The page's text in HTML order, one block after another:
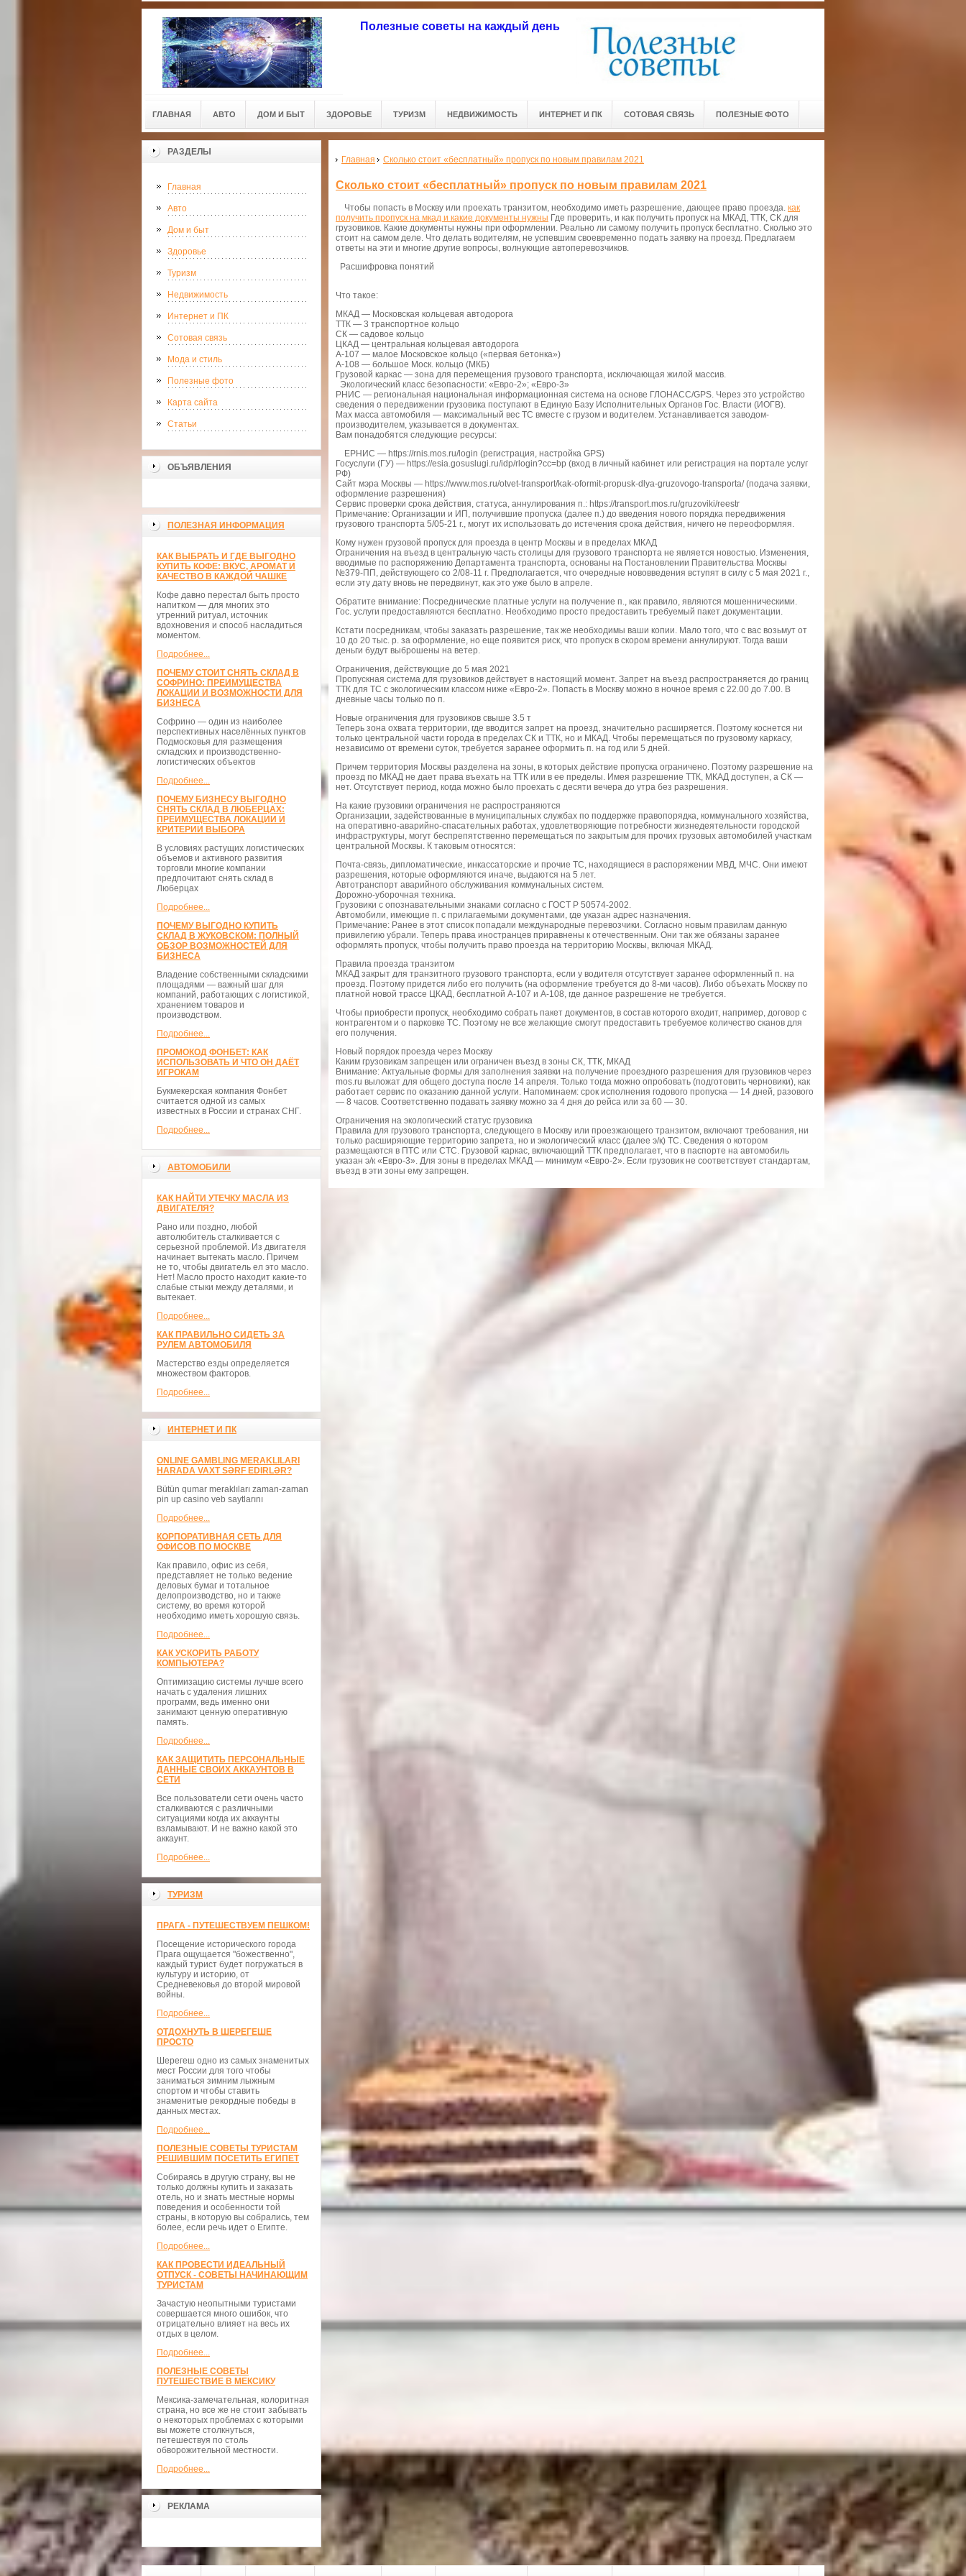
Полезные советы на каждый день
ГЛАВНАЯ АВТО ДОМ И БЫТ ЗДОРОВЬЕ ТУРИЗМ НЕДВИЖИМОСТЬ ИНТЕРНЕТ И ПК СОТОВАЯ СВЯЗЬ ПОЛЕЗНЫЕ ФОТО
РАЗДЕЛЫ
Главная
Авто
Дом и быт
Здоровье
Туризм
Недвижимость
Интернет и ПК
Сотовая связь
Мода и стиль
Полезные фото
Карта сайта
Статьи
ОБЪЯВЛЕНИЯ
ПОЛЕЗНАЯ ИНФОРМАЦИЯ
КАК ВЫБРАТЬ И ГДЕ ВЫГОДНО
КУПИТЬ КОФЕ: ВКУС, АРОМАТ И
КАЧЕСТВО В КАЖДОЙ ЧАШКЕ
Кофе давно перестал быть просто
напитком — для многих это
утренний ритуал, источник
вдохновения и способ насладиться
моментом.
Подробнее...
ПОЧЕМУ СТОИТ СНЯТЬ СКЛАД В
СОФРИНО: ПРЕИМУЩЕСТВА
ЛОКАЦИИ И ВОЗМОЖНОСТИ ДЛЯ
БИЗНЕСА
Софрино — один из наиболее
перспективных населённых пунктов
Подмосковья для размещения
складских и производственно-
логистических объектов
Подробнее...
ПОЧЕМУ БИЗНЕСУ ВЫГОДНО
СНЯТЬ СКЛАД В ЛЮБЕРЦАХ:
ПРЕИМУЩЕСТВА ЛОКАЦИИ И
КРИТЕРИИ ВЫБОРА
В условиях растущих логистических
объемов и активного развития
торговли многие компании
предпочитают снять склад в
Люберцах
Подробнее...
ПОЧЕМУ ВЫГОДНО КУПИТЬ
СКЛАД В ЖУКОВСКОМ: ПОЛНЫЙ
ОБЗОР ВОЗМОЖНОСТЕЙ ДЛЯ
БИЗНЕСА
Владение собственными складскими
площадями — важный шаг для
компаний, работающих с логистикой,
хранением товаров и
производством.
Подробнее...
ПРОМОКОД ФОНБЕТ: КАК
ИСПОЛЬЗОВАТЬ И ЧТО ОН ДАЁТ
ИГРОКАМ
Букмекерская компания Фонбет
считается одной из самых
известных в России и странах СНГ.
Подробнее...
АВТОМОБИЛИ
КАК НАЙТИ УТЕЧКУ МАСЛА ИЗ
ДВИГАТЕЛЯ?
Рано или поздно, любой
автолюбитель сталкивается с
серьезной проблемой. Из двигателя
начинает вытекать масло. Причем
не то, чтобы двигатель ел это масло.
Нет! Масло просто находит какие-то
слабые стыки между деталями, и
вытекает.
Подробнее...
КАК ПРАВИЛЬНО СИДЕТЬ ЗА
РУЛЕМ АВТОМОБИЛЯ
Мастерство езды определяется
множеством факторов.
Подробнее...
ИНТЕРНЕТ И ПК
ONLINE GAMBLING MERAKLILARI
HARADA VAXT SƏRF EDIRLƏR?
Bütün qumar meraklıları zaman-zaman
pin up casino veb saytlarını
Подробнее...
КОРПОРАТИВНАЯ СЕТЬ ДЛЯ
ОФИСОВ ПО МОСКВЕ
Как правило, офис из себя,
представляет не только ведение
деловых бумаг и тотальное
делопроизводство, но и также
систему, во время которой
необходимо иметь хорошую связь.
Подробнее...
КАК УСКОРИТЬ РАБОТУ
КОМПЬЮТЕРА?
Оптимизацию системы лучше всего
начать с удаления лишних
программ, ведь именно они
занимают ценную оперативную
память.
Подробнее...
КАК ЗАЩИТИТЬ ПЕРСОНАЛЬНЫЕ
ДАННЫЕ СВОИХ АККАУНТОВ В
СЕТИ
Все пользователи сети очень часто
сталкиваются с различными
ситуациями когда их аккаунты
взламывают. И не важно какой это
аккаунт.
Подробнее...
ТУРИЗМ
ПРАГА - ПУТЕШЕСТВУЕМ ПЕШКОМ!
Посещение исторического города
Прага ощущается "божественно",
каждый турист будет погружаться в
культуру и историю, от
Средневековья до второй мировой
войны.
Подробнее...
ОТДОХНУТЬ В ШЕРЕГЕШЕ
ПРОСТО
Шерегеш одно из самых знаменитых
мест России для того чтобы
заниматься зимним лыжным
спортом и чтобы ставить
знаменитые рекордные победы в
данных местах.
Подробнее...
ПОЛЕЗНЫЕ СОВЕТЫ ТУРИСТАМ
РЕШИВШИМ ПОСЕТИТЬ ЕГИПЕТ
Собираясь в другую страну, вы не
только должны купить и заказать
отель, но и знать местные нормы
поведения и особенности той
страны, в которую вы собрались, тем
более, если речь идет о Египте.
Подробнее...
КАК ПРОВЕСТИ ИДЕАЛЬНЫЙ
ОТПУСК - СОВЕТЫ НАЧИНАЮЩИМ
ТУРИСТАМ
Зачастую неопытными туристами
совершается много ошибок, что
отрицательно влияет на весь их
отдых в целом.
Подробнее...
ПОЛЕЗНЫЕ СОВЕТЫ
ПУТЕШЕСТВИЕ В МЕКСИКУ
Мексика-замечательная, колоритная
страна, но все же не стоит забывать
о некоторых проблемах с которыми
вы можете столкнуться,
петешествуя по столь
обворожительной местности.
Подробнее...
РЕКЛАМА
Главная Сколько стоит «бесплатный» пропуск по новым правилам 2021
Сколько стоит «бесплатный» пропуск по новым правилам 2021
Чтобы попасть в Москву или проехать транзитом, необходимо иметь разрешение, дающее право проезда. как
получить пропуск на мкад и какие документы нужны Где проверить, и как получить пропуск на МКАД, ТТК, СК для
грузовиков. Какие документы нужны при оформлении. Реально ли самому получить пропуск бесплатно. Сколько это
стоит на самом деле. Что делать водителям, не успевшим своевременно подать заявку на проезд. Предлагаем
ответы на эти и многие другие вопросы, волнующие автоперевозчиков.
Расшифровка понятий
Что такое:
МКАД — Московская кольцевая автодорога
ТТК — 3 транспортное кольцо
СК — садовое кольцо
ЦКАД — центральная кольцевая автодорога
А-107 — малое Московское кольцо («первая бетонка»)
А-108 — большое Моск. кольцо (МКБ)
Грузовой каркас — зона для перемещения грузового транспорта, исключающая жилой массив.
Экологический класс безопасности: «Евро-2»; «Евро-3»
РНИС — региональная национальная информационная система на основе ГЛОНАСС/GPS. Через это устройство
сведения о передвижении грузовика поступают в Единую Базу Исполнительных Органов Гос. Власти (ИОГВ).
Max масса автомобиля — максимальный вес ТС вместе с грузом и водителем. Устанавливается заводом-
производителем, указывается в документах.
Вам понадобятся следующие ресурсы:
ЕРНИС — https://rnis.mos.ru/login (регистрация, настройка GPS)
Госуслуги (ГУ) — https://esia.gosuslugi.ru/idp/rlogin?cc=bp (вход в личный кабинет или регистрация на портале услуг
РФ)
Сайт мэра Москвы — https://www.mos.ru/otvet-transport/kak-oformit-propusk-dlya-gruzovogo-transporta/ (подача заявки,
оформление разрешения)
Сервис проверки срока действия, статуса, аннулирования п.: https://transport.mos.ru/gruzoviki/reestr
Примечание: Организации и ИП, получившие пропуска (далее п.) до введения нового порядка передвижения
грузового транспорта 5/05-21 г., могут их использовать до истечения срока действия, ничего не переоформляя.
Кому нужен грузовой пропуск для проезда в центр Москвы и в пределах МКАД
Ограничения на въезд в центральную часть столицы для грузового транспорта не является новостью. Изменения,
вводимые по распоряжению Департамента транспорта, основаны на Постановлении Правительства Москвы
№379-ПП, действующего со 2/08-11 г. Предполагается, что очередные нововведения вступят в силу с 5 мая 2021 г.,
если эту дату вновь не передвинут, как это уже было в апреле.
Обратите внимание: Посреднические платные услуги на получение п., как правило, являются мошенническими.
Гос. услуги предоставляются бесплатно. Необходимо просто предоставить требуемый пакет документации.
Кстати посредникам, чтобы заказать разрешение, так же необходимы ваши копии. Мало того, что с вас возьмут от
10 до 20 тыс. р. за оформление, но еще появится риск, что пропуск в скором времени аннулируют. Тогда ваши
деньги будут выброшены на ветер.
Ограничения, действующие до 5 мая 2021
Пропускная система для грузовиков действует в настоящий момент. Запрет на въезд распространяется до границ
ТТК для ТС с экологическим классом ниже «Евро-2». Попасть в Москву можно в ночное время с 22.00 до 7.00. В
дневные часы только по п.
Новые ограничения для грузовиков свыше 3.5 т
Теперь зона охвата территории, где вводится запрет на проезд, значительно расширяется. Поэтому коснется ни
только центральной части города в пределах СК и ТТК, но и МКАД. Чтобы перемещаться по грузовому каркасу,
независимо от времени суток, требуется заранее оформить п. на год или 5 дней.
Причем территория Москвы разделена на зоны, в которых действие пропуска ограничено. Поэтому разрешение на
проезд по МКАД не дает права въехать на ТТК или в ее пределы. Имея разрешение ТТК, МКАД доступен, а СК —
нет. Отсутствует период, когда можно было проехать с десяти вечера до утра без разрешения.
На какие грузовики ограничения не распространяются
Организации, задействованные в муниципальных службах по поддержке правопорядка, коммунального хозяйства,
на оперативно-аварийно-спасательных работах, удовлетворяющие потребности жизнедеятельности городской
инфраструктуры, могут беспрепятственно перемещаться по закрытым для прочих грузовых автомобилей участкам
центральной Москвы. К таковым относятся:
Почта-связь, дипломатические, инкассаторские и прочие ТС, находящиеся в распоряжении МВД, МЧС. Они имеют
разрешения, которые оформляются иначе, выдаются на 5 лет.
Автотранспорт аварийного обслуживания коммунальных систем.
Дорожно-уборочная техника.
Грузовики с опознавательными знаками согласно с ГОСТ Р 50574-2002.
Автомобили, имеющие п. с прилагаемыми документами, где указан адрес назначения.
Примечание: Ранее в этот список попадали международные перевозчики. Согласно новым правилам данную
привилегию убрали. Теперь права иностранцев приравнены к отечественным. Они так же обязаны заранее
оформлять пропуск, чтобы получить право проезда на территорию Москвы, включая МКАД.
Правила проезда транзитом
МКАД закрыт для транзитного грузового транспорта, если у водителя отсутствует заранее оформленный п. на
проезд. Поэтому придется либо его получить (на оформление требуется до 8-ми часов). Либо объехать Москву по
платной новой трассе ЦКАД, бесплатной А-107 и А-108, где данное разрешение не требуется.
Чтобы приобрести пропуск, необходимо собрать пакет документов, в состав которого входит, например, договор с
контрагентом и о парковке ТС. Поэтому не все желающие смогут предоставить требуемое количество сканов для
его получения.
Новый порядок проезда через Москву
Каким грузовикам запрещен или ограничен въезд в зоны СК, ТТК, МКАД
Внимание: Актуальные формы для заполнения заявки на получение проездного разрешения для грузовиков через
mos.ru выложат для общего доступа после 14 апреля. Только тогда можно опробовать (подготовить черновики), как
работает сервис по оказанию данной услуги. Напоминаем: срок исполнения годового пропуска — 14 дней, разового
— 8 часов. Соответственно подавать заявку можно за 4 дня до рейса или за 60 — 30.
Ограничения на экологический статус грузовика
Правила для грузового транспорта, следующего в Москву или проезжающего транзитом, включают требования, ни
только расширяющие территорию запрета, но и экологический класс (далее э/к) ТС. Сведения о котором
размещаются в ПТС или СТС. Грузовой каркас, включающий ТТК предполагает, что в паспорте на автомобиль
указан э/к «Евро-3». Для зоны в пределах МКАД — минимум «Евро-2». Если грузовик не соответствует стандартам,
въезд в эти зоны ему запрещен.